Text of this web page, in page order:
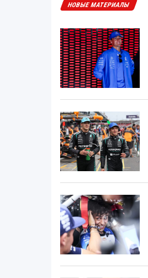
НОВЫЕ МАТЕРИАЛЫ